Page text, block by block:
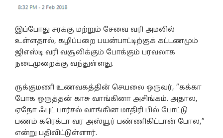
இப்போது சரக்கு மற்றும் சேவை வரி அமலில்
உள்ளதால், கழிப்பறை பயன்பாட்டிற்குக் கட்டணமும்
ஜிஎஸ்டி வரி வசூலிக்கும் போக்கும் பரவலாக
நடைமுறைக்கு வந்துள்ளது.
ருக்குமணி உணவகத்தின் செயலை ஒருவர், ”கக்கா
போக ஒருத்தன் காசு வாங்கினா அசிங்கம். அதால,
ஏதோ ஃபுட் பார்சல் வாங்கின மாதிரி பில் போட்டு
பணம் கரெக்டா வர அஸ்யூர் பண்ணிகிட்டான் போல,”
என்று பதிவிட்டுள்ளார்.